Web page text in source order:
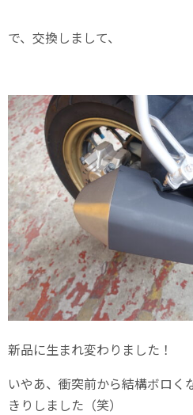
で、交換しまして、
新品に生まれ変わりました！
いやあ、衝突前から結構ボロく
きりしました（笑）